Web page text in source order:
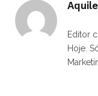
Editor
Hoje.